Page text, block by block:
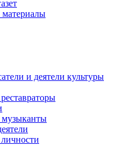
и деятели культуры